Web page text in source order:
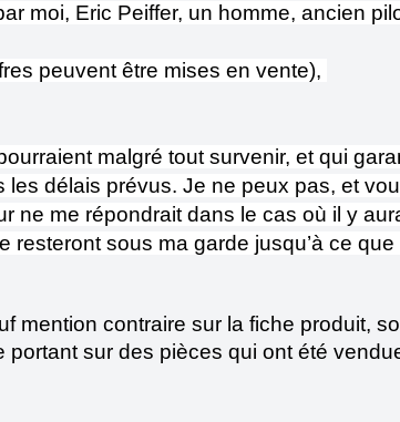
moi, Eric Peiffer, un homme, ancien
peuvent être mises en vente),
malgré tout survenir, et qui
délais prévus. Je ne peux pas, et
ne me répondrait dans le cas où il y
sous ma garde jusqu’à ce que
mention contraire sur la fiche produit,
sur des pièces qui ont été